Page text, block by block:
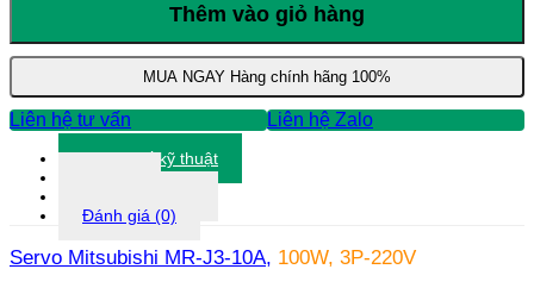
J3-
10A
lượng
Thêm vào giỏ hàng
MUA NGAY Hàng chính hãng 100%
Liên hệ tư vấn Liên hệ Zalo
Thông số kỹ thuật
Đánh giá (0)
Servo Mitsubishi MR-J3-10A, 100W, 3P-220V